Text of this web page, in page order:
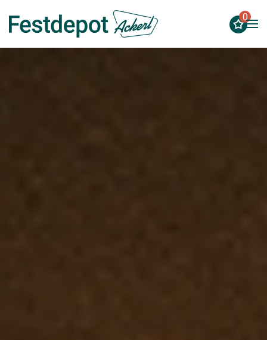
Zum Hauptinhalt springen
0